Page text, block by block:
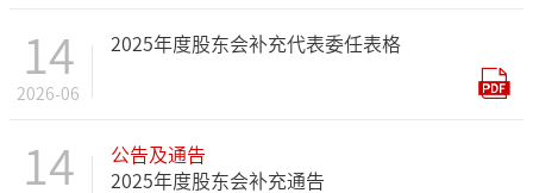
14
2026-06
2025年度股东会补充代表委任表格
14
公告及通告
2025年度股东会补充通告